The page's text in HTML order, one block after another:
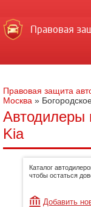
Правовая
Правовая защита
Москва »
Автодилеры
Kia
Каталог
чтобы остаться
Добавить